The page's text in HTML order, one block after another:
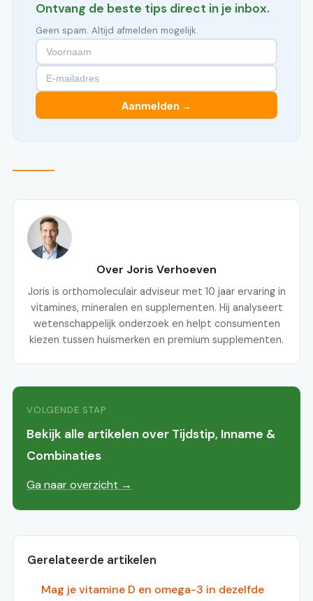
Ontvang de beste tips direct in je inbox.
Geen spam. Altijd afmelden mogelijk.
Aanmelden →
Over Joris Verhoeven
Joris is orthomoleculair adviseur met 10 jaar ervaring in
vitamines, mineralen en supplementen. Hij analyseert
wetenschappelijk onderzoek en helpt consumenten
kiezen tussen huismerken en premium supplementen.
VOLGENDE STAP
Bekijk alle artikelen over Tijdstip, Inname &
Combinaties
Ga naar overzicht →
Gerelateerde artikelen
Mag je vitamine D en omega-3 in dezelfde